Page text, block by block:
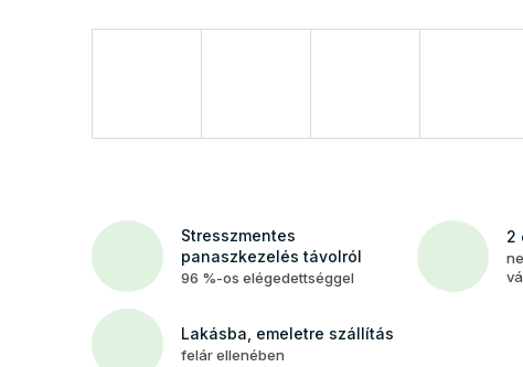
Stresszmentes
panaszkezelés távolról
96 %-os elégedettséggel
2
Lakásba, emeletre szállítás
felár ellenében